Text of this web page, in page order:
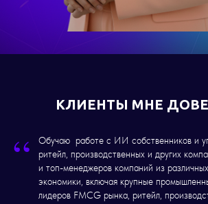
КЛИЕНТЫ МНЕ
“
Обучаю работе с ИИ собственников и
ритейл, производственных и других
и топ-менеджеров компаний из
экономики, включая крупные
лидеров FMCG рынка, ритейл,